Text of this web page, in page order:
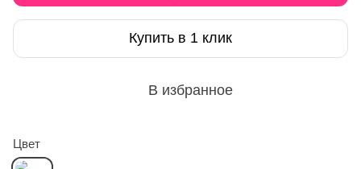
Купить в 1 клик
В избранное
Цвет